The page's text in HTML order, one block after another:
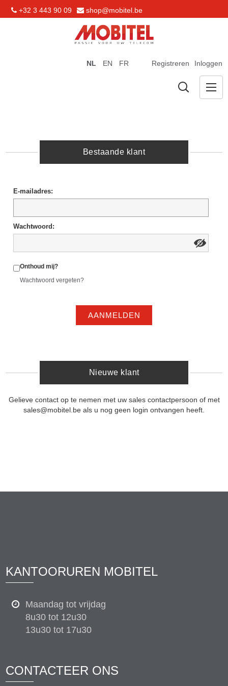
+32 3 443 90 09 shop@mobitel.be
Registreren Inloggen
NL EN FR
Bestaande klant
E-mailadres:
Wachtwoord:
Onthoud mij?
Wachtwoord vergeten?
AANMELDEN
Nieuwe klant
Gelieve contact op te nemen met uw sales contactpersoon of met
sales@mobitel.be als u nog geen login ontvangen heeft.
KANTOORUREN MOBITEL
Maandag tot vrijdag
8u30 tot 12u30
13u30 tot 17u30
CONTACTEER ONS